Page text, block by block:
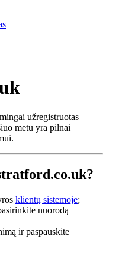
užregistruotas
metu yra pilnai
klientų sistemoje;
nuorodą
ir paspauskite